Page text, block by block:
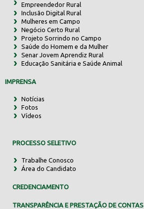
Empreendedor Rural
Inclusão Digital Rural
Mulheres em Campo
Negócio Certo Rural
Projeto Sorrindo no Campo
Saúde do Homem e da Mulher
Senar Jovem Aprendiz Rural
Educação Sanitária e Saúde Animal
IMPRENSA
Notícias
Fotos
Vídeos
PROCESSO SELETIVO
Trabalhe Conosco
Área do Candidato
CREDENCIAMENTO
TRANSPARÊNCIA E PRESTAÇÃO DE CONTAS